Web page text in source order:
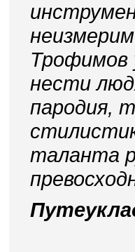
Трофимов
нести
пародия,
таланта